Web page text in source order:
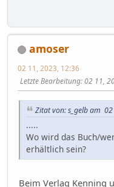
amoser
02 11, 2023, 12:36
Letzte Bearbeitung: 02 11,
Zitat von: s_gelb am
.....
Wo wird das Buch/
erhältlich sein?
Beim Verlag Kenning